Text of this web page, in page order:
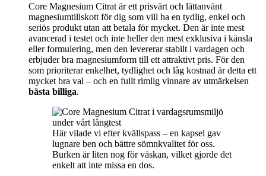
Core Magnesium Citrat är ett prisvärt och lättanvänt
magnesiumtillskott för dig som vill ha en tydlig, enkel och
seriös produkt utan att betala för mycket. Den är inte mest
avancerad i testet och inte heller den mest exklusiva i känsla
eller formulering, men den levererar stabilt i vardagen och
erbjuder bra magnesiumform till ett attraktivt pris. För den
som prioriterar enkelhet, tydlighet och låg kostnad är detta ett
mycket bra val – och en fullt rimlig vinnare av utmärkelsen
bästa billiga.
Här vilade vi efter kvällspass – en kapsel gav
lugnare ben och bättre sömnkvalitet för oss.
Burken är liten nog för väskan, vilket gjorde det
enkelt att inte missa en dos.